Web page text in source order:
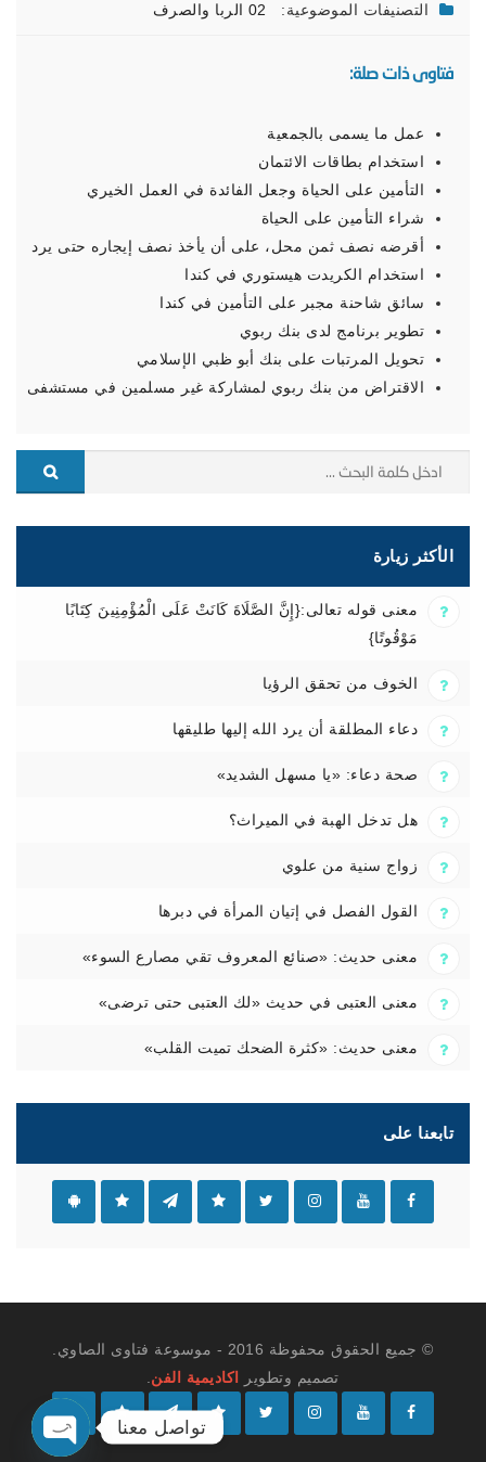
التصنيفات الموضوعية: 02 الربا والصرف
فتاوى ذات صلة:
عمل ما يسمى بالجمعية
استخدام بطاقات الائتمان
التأمين على الحياة وجعل الفائدة في العمل الخيري
شراء التأمين على الحياة
أقرضه نصف ثمن محل، على أن يأخذ نصف إيجاره حتى يرد
استخدام الكريدت هيستوري في كندا
سائق شاحنة مجبر على التأمين في كندا
تطوير برنامج لدى بنك ربوي
تحويل المرتبات على بنك أبو ظبي الإسلامي
الاقتراض من بنك ربوي لمشاركة غير مسلمين في مستشفى
الأكثر زيارة
معنى قوله تعالى:{إِنَّ الصَّلَاةَ كَانَتْ عَلَى الْمُؤْمِنِينَ كِتَابًا
مَوْقُوتًا}
الخوف من تحقق الرؤيا
دعاء المطلقة أن يرد الله إليها طليقها
صحة دعاء: «يا مسهل الشديد»
هل تدخل الهبة في الميراث؟
زواج سنية من علوي
القول الفصل في إتيان المرأة في دبرها
معنى حديث: «صنائع المعروف تقي مصارع السوء»
معنى العتبى في حديث «لك العتبى حتى ترضى»
معنى حديث: «كثرة الضحك تميت القلب»
تابعنا على
© جميع الحقوق محفوظة 2016 - موسوعة فتاوى الصاوي.
تصميم وتطوير
اكاديمية الفن
تواصل معنا